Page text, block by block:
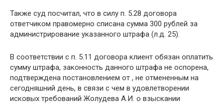
Также суд посчитал, что в силу п. 5.28 договора
ответчиком правомерно списана сумма 300 рублей за
администрирование указанного штрафа (л.д. 25).
В соответствии с п. 5.11 договора клиент обязан оплатить
сумму штрафа, законность данного штрафа не оспорена,
подтверждена постановлением от , не отмененным на
сегодняшний день, в связи с чем в удовлетворении
исковых требований Жолудева А.И. о взыскании